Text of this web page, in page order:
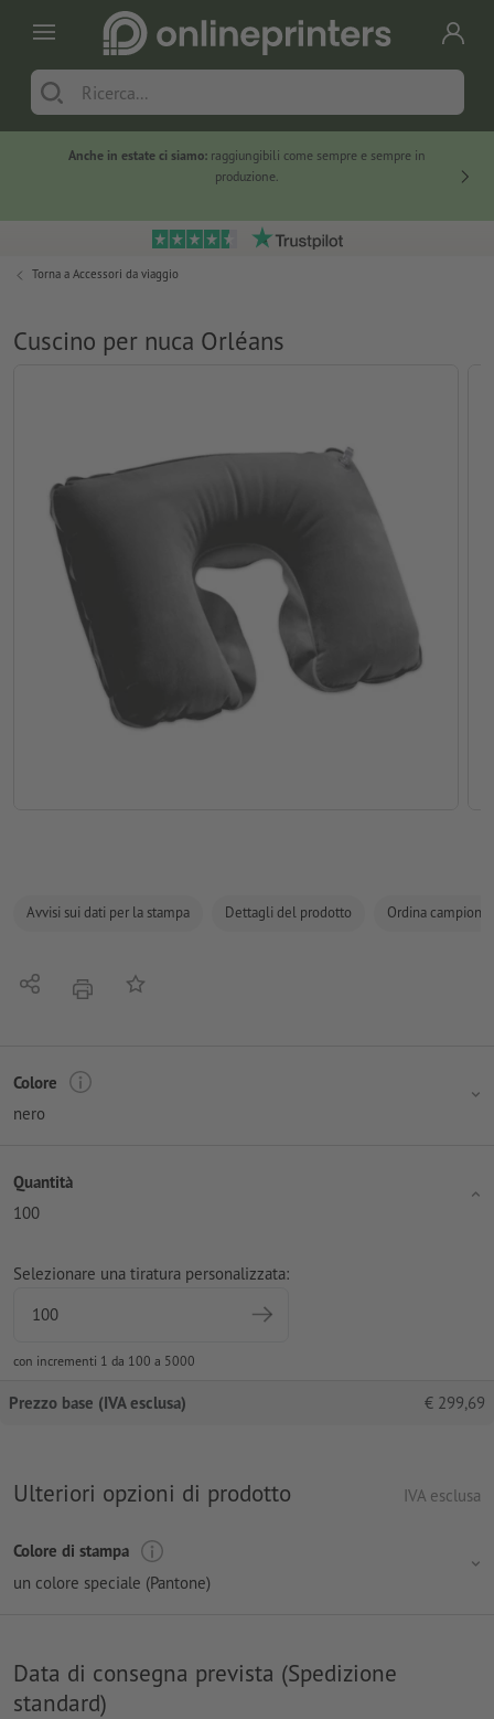
Anche in estate ci siamo: raggiungibili come sempre e sempre in
produzione.
Torna a Accessori da viaggio
Cuscino per nuca Orléans
Avvisi sui dati per la stampa Dettagli del prodotto Ordina campione
Condividistamparealla lista preferiti
Colore
nero
Quantità
100
Selezionare una tiratura personalizzata:
con incrementi 1 da 100 a 5000
Prezzo base (IVA esclusa) € 299,69
Ulteriori opzioni di prodotto IVA esclusa
Colore di stampa
un colore speciale (Pantone)
Data di consegna prevista (Spedizione
standard)